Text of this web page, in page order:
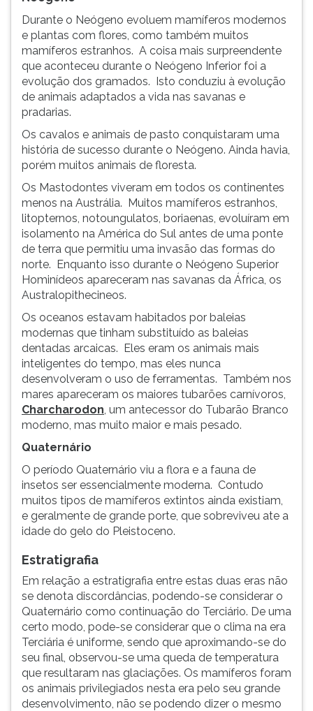
Durante o Neógeno evoluem mamíferos modernos
e plantas com flores, como também muitos
mamíferos estranhos. A coisa mais surpreendente
que aconteceu durante o Neógeno Inferior foi a
evolução dos gramados. Isto conduziu à evolução
de animais adaptados a vida nas savanas e
pradarias.
Os cavalos e animais de pasto conquistaram uma
história de sucesso durante o Neógeno. Ainda havia,
porém muitos animais de floresta.
Os Mastodontes viveram em todos os continentes
menos na Austrália. Muitos mamíferos estranhos,
litopternos, notoungulatos, boriaenas, evoluíram em
isolamento na América do Sul antes de uma ponte
de terra que permitiu uma invasão das formas do
norte. Enquanto isso durante o Neógeno Superior
Hominídeos apareceram nas savanas da África, os
Australopithecineos.
Os oceanos estavam habitados por baleias
modernas que tinham substituído as baleias
dentadas arcaicas. Eles eram os animais mais
inteligentes do tempo, mas eles nunca
desenvolveram o uso de ferramentas. Também nos
mares apareceram os maiores tubarões carnívoros,
Charcharodon, um antecessor do Tubarão Branco
moderno, mas muito maior e mais pesado.
Quaternário
O período Quaternário viu a flora e a fauna de
insetos ser essencialmente moderna. Contudo
muitos tipos de mamíferos extintos ainda existiam,
e geralmente de grande porte, que sobreviveu ate a
idade do gelo do Pleistoceno.
Estratigrafia
Em relação a estratigrafia entre estas duas eras não
se denota discordâncias, podendo-se considerar o
Quaternário como continuação do Terciário. De uma
certo modo, pode-se considerar que o clima na era
Terciária é uniforme, sendo que aproximando-se do
seu final, observou-se uma queda de temperatura
que resultaram nas glaciações. Os mamíferos foram
os animais privilegiados nesta era pelo seu grande
desenvolvimento, não se podendo dizer o mesmo